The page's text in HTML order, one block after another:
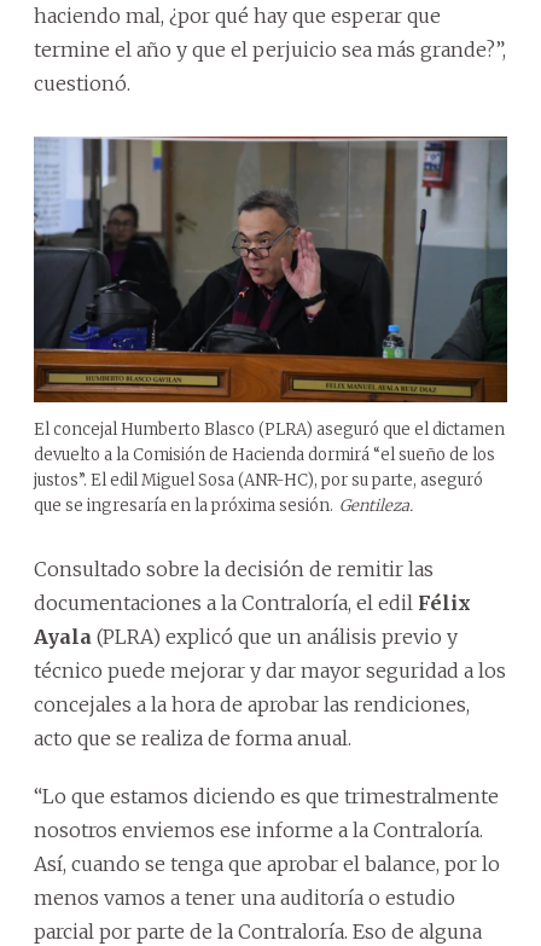
haciendo mal, ¿por qué hay que esperar que
termine el año y que el perjuicio sea más grande?”,
cuestionó.
El concejal Humberto Blasco (PLRA) aseguró que el dictamen
devuelto a la Comisión de Hacienda dormirá “el sueño de los
justos”. El edil Miguel Sosa (ANR-HC), por su parte, aseguró
que se ingresaría en la próxima sesión. Gentileza.
Consultado sobre la decisión de remitir las
documentaciones a la Contraloría, el edil Félix
Ayala (PLRA) explicó que un análisis previo y
técnico puede mejorar y dar mayor seguridad a los
concejales a la hora de aprobar las rendiciones,
acto que se realiza de forma anual.
“Lo que estamos diciendo es que trimestralmente
nosotros enviemos ese informe a la Contraloría.
Así, cuando se tenga que aprobar el balance, por lo
menos vamos a tener una auditoría o estudio
parcial por parte de la Contraloría. Eso de alguna